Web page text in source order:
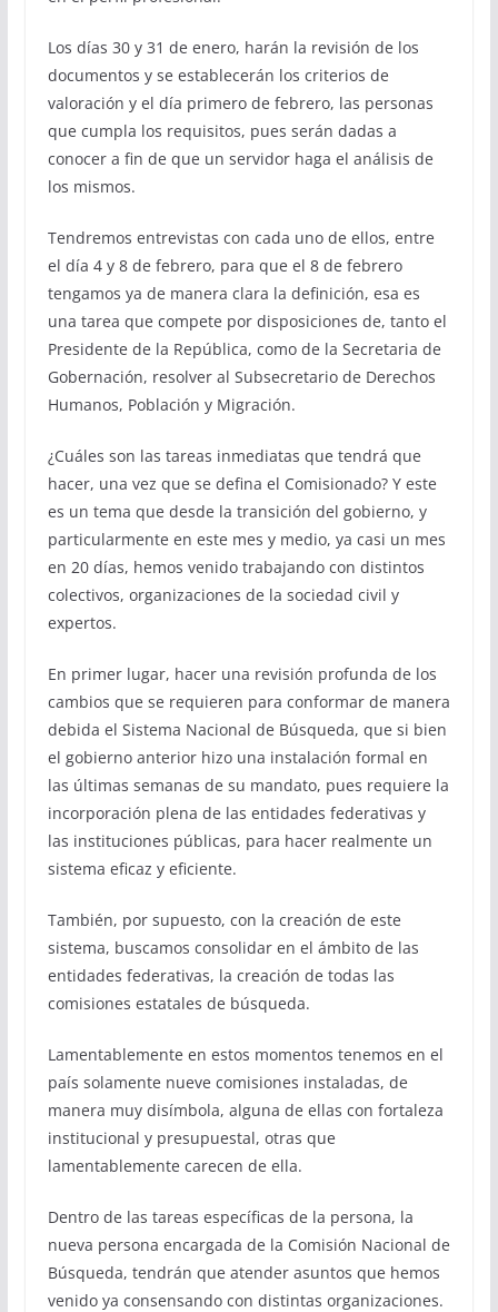
Los días 30 y 31 de enero, harán la revisión de los
documentos y se establecerán los criterios de
valoración y el día primero de febrero, las personas
que cumpla los requisitos, pues serán dadas a
conocer a fin de que un servidor haga el análisis de
los mismos.
Tendremos entrevistas con cada uno de ellos, entre
el día 4 y 8 de febrero, para que el 8 de febrero
tengamos ya de manera clara la definición, esa es
una tarea que compete por disposiciones de, tanto el
Presidente de la República, como de la Secretaria de
Gobernación, resolver al Subsecretario de Derechos
Humanos, Población y Migración.
¿Cuáles son las tareas inmediatas que tendrá que
hacer, una vez que se defina el Comisionado? Y este
es un tema que desde la transición del gobierno, y
particularmente en este mes y medio, ya casi un mes
en 20 días, hemos venido trabajando con distintos
colectivos, organizaciones de la sociedad civil y
expertos.
En primer lugar, hacer una revisión profunda de los
cambios que se requieren para conformar de manera
debida el Sistema Nacional de Búsqueda, que si bien
el gobierno anterior hizo una instalación formal en
las últimas semanas de su mandato, pues requiere la
incorporación plena de las entidades federativas y
las instituciones públicas, para hacer realmente un
sistema eficaz y eficiente.
También, por supuesto, con la creación de este
sistema, buscamos consolidar en el ámbito de las
entidades federativas, la creación de todas las
comisiones estatales de búsqueda.
Lamentablemente en estos momentos tenemos en el
país solamente nueve comisiones instaladas, de
manera muy disímbola, alguna de ellas con fortaleza
institucional y presupuestal, otras que
lamentablemente carecen de ella.
Dentro de las tareas específicas de la persona, la
nueva persona encargada de la Comisión Nacional de
Búsqueda, tendrán que atender asuntos que hemos
venido ya consensando con distintas organizaciones.